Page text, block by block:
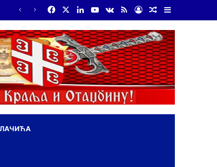
FacebookLinkedInYouTube
vk.com
RSS Log InRandom Article